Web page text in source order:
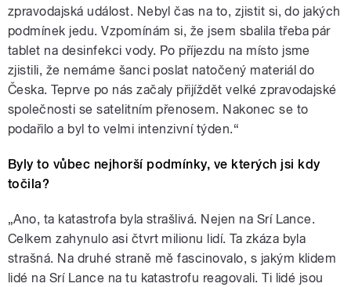
zpravodajská událost. Nebyl čas na to, zjistit si, do jakých
podmínek jedu. Vzpomínám si, že jsem sbalila třeba pár
tablet na desinfekci vody. Po příjezdu na místo jsme
zjistili, že nemáme šanci poslat natočený materiál do
Česka. Teprve po nás začaly přijíždět velké zpravodajské
společnosti se satelitním přenosem. Nakonec se to
podařilo a byl to velmi intenzivní týden.“
Byly to vůbec nejhorší podmínky, ve kterých jsi kdy
točila?
„Ano, ta katastrofa byla strašlivá. Nejen na Srí Lance.
Celkem zahynulo asi čtvrt milionu lidí. Ta zkáza byla
strašná. Na druhé straně mě fascinovalo, s jakým klidem
lidé na Srí Lance na tu katastrofu reagovali. Ti lidé jsou